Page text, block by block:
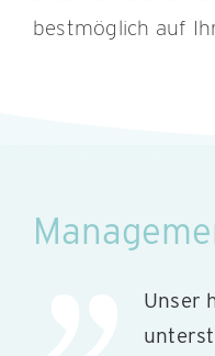
bestmöglich auf
Unser